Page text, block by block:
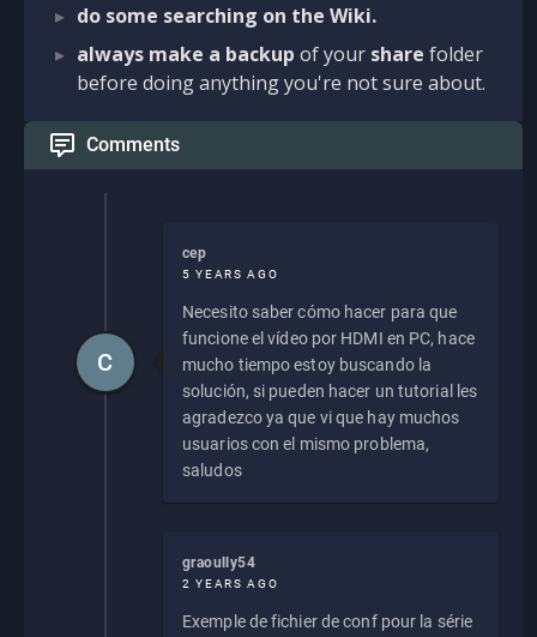
do some searching on the Wiki.
always make a backup of your share folder
before doing anything you're not sure about.
Comments
cep
5 YEARS AGO
Necesito saber cómo hacer para que
funcione el vídeo por HDMI en PC, hace
mucho tiempo estoy buscando la
solución, si pueden hacer un tutorial les
agradezco ya que vi que hay muchos
usuarios con el mismo problema,
saludos
C
graoully54
2 YEARS AGO
Exemple de fichier de conf pour la série